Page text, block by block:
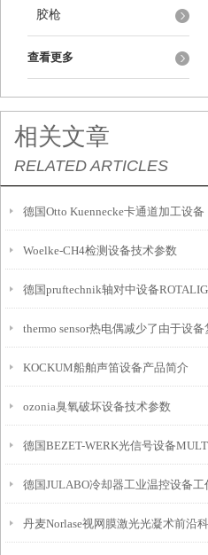
胶枪
查看更多
相关文章
RELATED ARTICLES
德国Otto Kuennecke卡通道加工设备
Woelke-CH4检测设备技术参数
德国pruftechnik轴对中设备
thermo sensor热电偶减少了由于设备
KOCKUM船舶声笛设备产品简介
ozonia臭氧破坏设备技术参数
德国BEZET-WERK光信号设备
德国JULABO冷却器工业温控设备工
丹麦Norlase视网膜激光光凝术前沿科